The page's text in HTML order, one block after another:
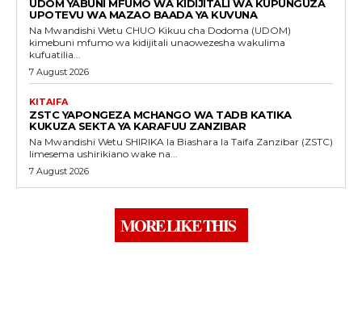
UDOM YABUNI MFUMO WA KIDIJITALI WA KUPUNGUZA
UPOTEVU WA MAZAO BAADA YA KUVUNA
Na Mwandishi Wetu CHUO Kikuu cha Dodoma (UDOM)
kimebuni mfumo wa kidijitali unaowezesha wakulima
kufuatilia...
7 August 2026
KITAIFA
ZSTC YAPONGEZA MCHANGO WA TADB KATIKA
KUKUZA SEKTA YA KARAFUU ZANZIBAR
Na Mwandishi Wetu SHIRIKA la Biashara la Taifa Zanzibar (ZSTC)
limesema ushirikiano wake na...
7 August 2026
MORE LIKE THIS